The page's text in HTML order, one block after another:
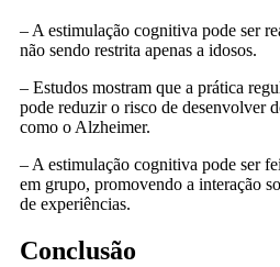
– A estimulação cognitiva pode ser
não sendo restrita apenas a idosos.
– Estudos mostram que a prática
pode reduzir o risco de desenvolver
como o Alzheimer.
– A estimulação cognitiva pode ser
em grupo, promovendo a interação
de experiências.
Conclusão